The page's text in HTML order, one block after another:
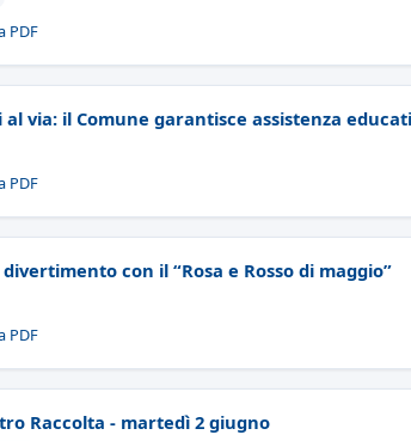
PDF
via: il Comune garantisce assistenza
PDF
con il “Rosa e Rosso di maggio”
PDF
Raccolta - martedì 2 giugno